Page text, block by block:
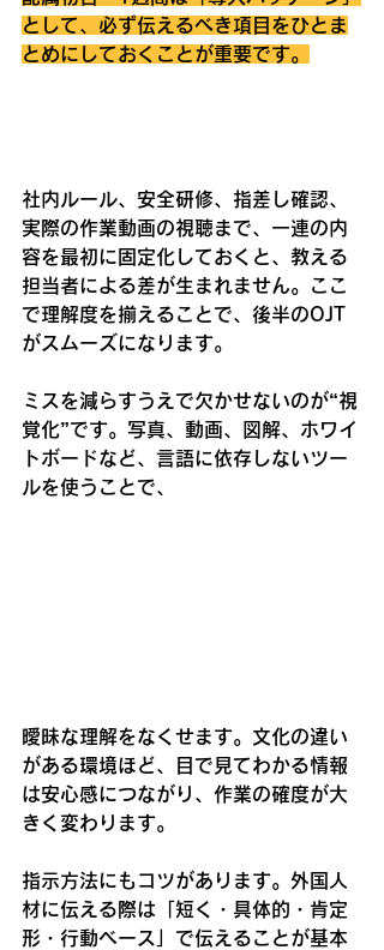
として、必ず伝えるべき項目をひとま
とめにしておくことが重要です。
社内ルール、安全研修、指差し確認、
実際の作業動画の視聴まで、一連の内
容を最初に固定化しておくと、教える
担当者による差が生まれません。ここ
で理解度を揃えることで、後半のOJT
がスムーズになります。
ミスを減らすうえで欠かせないのが“視
覚化”です。写真、動画、図解、ホワイ
トボードなど、言語に依存しないツー
ルを使うことで、
曖昧な理解をなくせます。文化の違い
がある環境ほど、目で見てわかる情報
は安心感につながり、作業の確度が大
きく変わります。
指示方法にもコツがあります。外国人
材に伝える際は「短く・具体的・肯定
形・行動ベース」で伝えることが基本